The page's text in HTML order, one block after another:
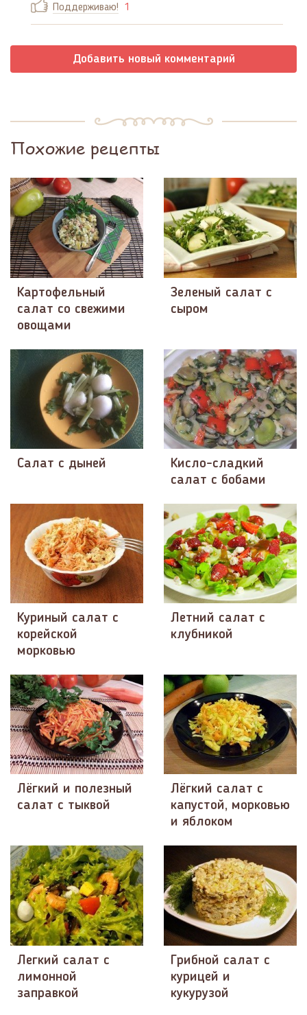
Поддерживаю! 1
Добавить новый комментарий
Похожие рецепты
Картофельный
салат со свежими
овощами
Зеленый салат с
сыром
Салат с дыней
Кисло-сладкий
салат с бобами
Куриный салат с
корейской
морковью
Летний салат с
клубникой
Лёгкий и полезный
салат с тыквой
Лёгкий салат с
капустой, морковью
и яблоком
Легкий салат с
лимонной
заправкой
Грибной салат с
курицей и
кукурузой